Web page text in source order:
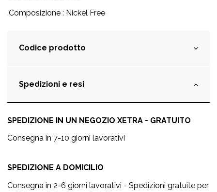
.Composizione : Nickel Free
Codice prodotto
Spedizioni e resi
SPEDIZIONE IN UN NEGOZIO XETRA - GRATUITO
Consegna in 7-10 giorni lavorativi
SPEDIZIONE A DOMICILIO
Consegna in 2-6 giorni lavorativi - Spedizioni gratuite per